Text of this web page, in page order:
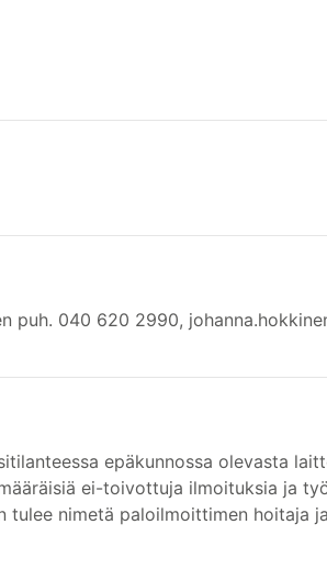
puh. 040 620 2990,
epäkunnossa olevasta
ei-toivottuja ilmoituksia ja
tulee nimetä paloilmoittimen hoitaja